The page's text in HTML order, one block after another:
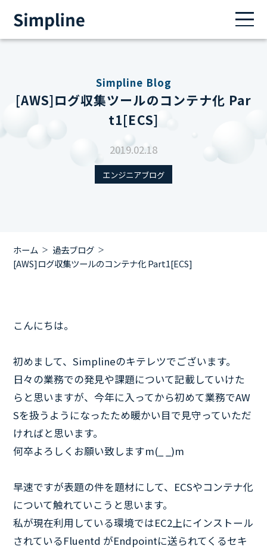
Simpline Blog
[AWS]ログ収集ツールのコンテナ化 Par
t1[ECS]
2019.02.18
エンジニアブログ
ホーム
過去ブログ
[AWS]ログ収集ツールのコンテナ化 Part1[ECS]
こんにちは。
初めまして、Simplineのキテレツでございます。
日々の業務での発見や課題について記載していけた
らと思いますが、今年に入ってから初めて業務でAW
Sを扱うようになったため暖かい目で見守っていただ
ければと思います。
何卒よろしくお願い致しますm(_ _)m
早速ですが表題の件を題材にして、ECSやコンテナ化
について触れていこうと思います。
私が現在利用している環境ではEC2上にインストール
されているFluentd がEndpointに送られてくるセキ